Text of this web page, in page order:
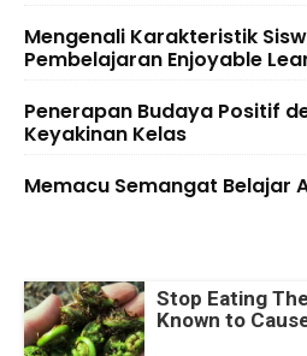
Mengenali Karakteristik
Pembelajaran Enjoyable
Penerapan Budaya Positif
Keyakinan Kelas
Memacu Semangat Belajar
Stop Eating
Known to